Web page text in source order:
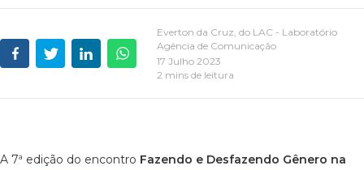
Everton da Cruz, do LAC - Laboratório
Agência de Comunicação
17 Julho 2023
2 mins de leitura
A 7ª edição do encontro Fazendo e Desfazendo Gênero na